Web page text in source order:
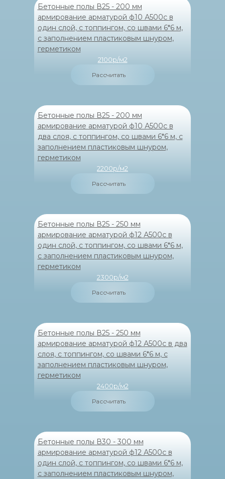
Бетонные полы В25 - 200 мм
армирование арматурой ф10 А500с в
один слой, с топпингом, со швами 6*6 м,
с заполнением пластиковым шнуром,
герметиком
2100р/м2
Рассчитать
Бетонные полы В25 - 200 мм
армирование арматурой ф10 А500с в
два слоя, с топпингом, со швами 6*6 м, с
заполнением пластиковым шнуром,
герметиком
2200р/м2
Рассчитать
Бетонные полы В25 - 250 мм
армирование арматурой ф12 А500с в
один слой, с топпингом, со швами 6*6 м,
с заполнением пластиковым шнуром,
герметиком
2300р/м2
Рассчитать
Бетонные полы В25 - 250 мм
армирование арматурой ф12 А500с в два
слоя, с топпингом, со швами 6*6 м, с
заполнением пластиковым шнуром,
герметиком
2400р/м2
Рассчитать
Бетонные полы В30 - 300 мм
армирование арматурой ф12 А500с в
один слой, с топпингом, со швами 6*6 м,
с заполнением пластиковым шнуром,